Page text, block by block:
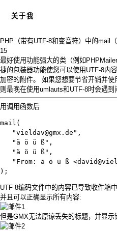
关于我
PHP（带有UTF-8和变音符）中的mail（
15
最好使用功能强大的类（例如
捷的包装器功能使您可以使用UTF-8内
加密的附件。 如果您想要节省开销并
则最晚在使用umlauts和UTF-8时会遇到
用调用函数后
mail(
"vieldav@gmx.de",
"ä ö ü ß",
"ä ö ü ß",
"From: ä ö ü ß
);
UTF-8编码文件中的内容已导致收件箱
并且可以正确显示所有内容:
但是GMX无法原谅丢失的标题，并显